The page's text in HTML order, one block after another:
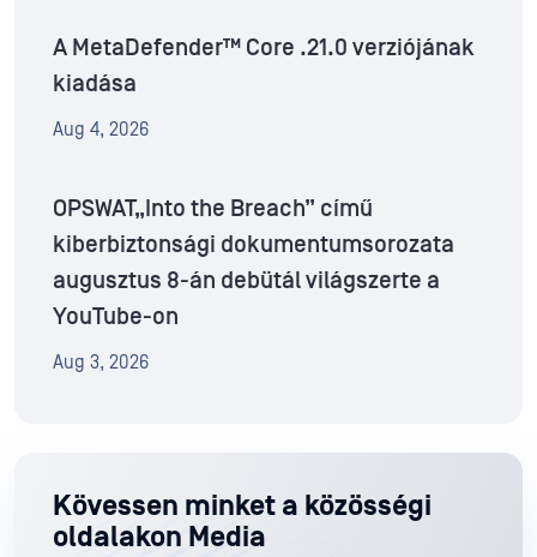
A MetaDefender™ Core .21.0 verziójának
kiadása
Aug 4, 2026
OPSWAT„Into the Breach” című
kiberbiztonsági dokumentumsorozata
augusztus 8-án debütál világszerte a
YouTube-on
Aug 3, 2026
Kövessen minket a közösségi
oldalakon Media